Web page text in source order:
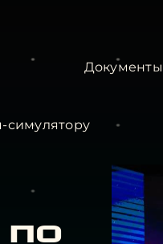
Документы
симулятору
по